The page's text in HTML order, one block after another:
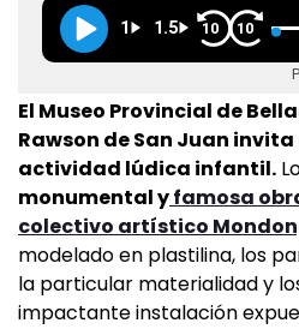
1 1.5 10 10
El Museo Provincial de
Rawson de San Juan
actividad lúdica infantil.
monumental yfamosa
colectivo artístico
modelado en plastilina, los
la particular materialidad y
impactante instalación